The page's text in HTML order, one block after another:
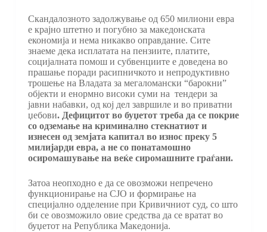
Скандалозното задолжување од 650 милиони евра
е крајно штетно и погубно за македонската
економија и нема никакво оправдание. Сите
знаеме дека исплатата на пензиите, платите,
социјалната помош и субвенциите е доведена во
прашање поради расипничкото и непродуктивно
трошење на Владата за мегаломански “барокни”
објекти и енормно високи суми на тендери за
јавни набавки, од кој дел завршиле и во приватни
џебови. Дефицитот во буџетот треба да се покрие
со одземање на криминално стекнатиот и
изнесен од земјата капитал во износ преку 5
милијарди евра, а не со понатамошно
осиромашување на веќе сиромашните граѓани.
Затоа неопходно е да се овозможи непречено
функционирање на СЈО и формирање на
специјално одделение при Кривичниот суд, со што
би се овозможило овие средства да се вратат во
буџетот на Република Македонија.